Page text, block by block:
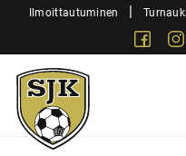
SiirryIlmoittautuminen |
Sjk-
Juniorit